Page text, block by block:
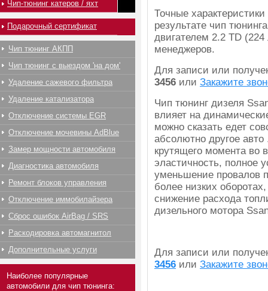
Точные
результате чип
двигателем 2.2 TD
менеджеров.
Для записи или
3456 или Закажите
Чип тюнинг дизеля
влияет на
можно сказать едет
абсолютно другое
крутящего момента во
эластичность, полное
уменьшение провалов
более низких
снижение расхода
дизельного мотора
Для записи или
3456 или Закажите
Чип-тюнинг катеров / яхт
Подарочный сертификат
Чип тюнинг АКПП
Чип тюнинг с выездом 'на дом'
Удаление сажевого фильтра
Удаление катализатора
Отключение системы EGR
Отключение мочевины AdBlue
Замер мощности автомобиля
Диагностика автомобиля
Ремонт блоков управления
Отключение иммобилайзера
Сброс ошибок AirBag / SRS
Раскодировка автомагнитол
Дополнительные услуги
Наиболее популярные
автомобили для чип тюнинга: